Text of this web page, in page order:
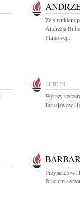
Ze smutkiem
Andrzeja
Filmowej...
LUBLIN
Wyrazy
Jarosławowi
Przyjacielowi
Braciom